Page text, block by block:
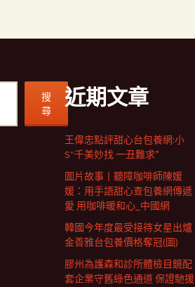
搜
尋
近期文章
王偉忠點評甜心台包養網:小
S“千美妙找 一丑難求”
圖片故事丨聽障咖啡師陳媛
媛：用手語甜心查包養網傳遞
愛 用咖啡暖和心_中國網
韓國今年度最受接待女星出爐
金善雅台包養價格奪冠(圖)
膠州為護森和診所體檢目鏡配
套企業守舊綠色通道 保證馳援